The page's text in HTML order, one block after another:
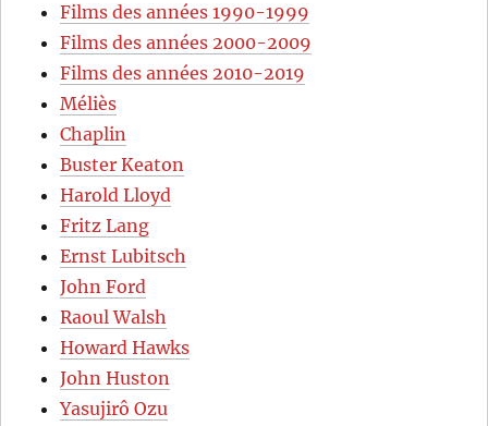
Films des années 1990-1999
Films des années 2000-2009
Films des années 2010-2019
Méliès
Chaplin
Buster Keaton
Harold Lloyd
Fritz Lang
Ernst Lubitsch
John Ford
Raoul Walsh
Howard Hawks
John Huston
Yasujirô Ozu